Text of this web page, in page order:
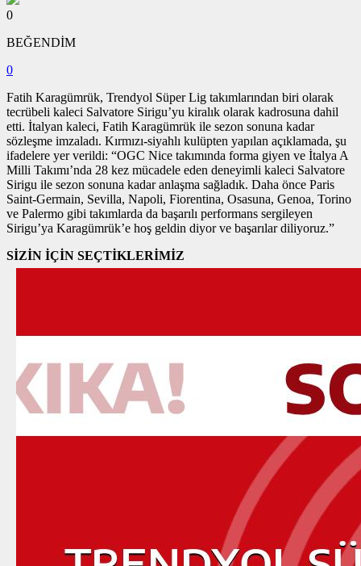
0
BEĞENDİM
0
Fatih Karagümrük, Trendyol Süper Lig takımlarından biri olarak
tecrübeli kaleci Salvatore Sirigu’yu kiralık olarak kadrosuna dahil
etti. İtalyan kaleci, Fatih Karagümrük ile sezon sonuna kadar
sözleşme imzaladı. Kırmızı-siyahlı kulüpten yapılan açıklamada, şu
ifadelere yer verildi: “OGC Nice takımında forma giyen ve İtalya A
Milli Takımı’nda 28 kez mücadele eden deneyimli kaleci Salvatore
Sirigu ile sezon sonuna kadar anlaşma sağladık. Daha önce Paris
Saint-Germain, Sevilla, Napoli, Fiorentina, Osasuna, Genoa, Torino
ve Palermo gibi takımlarda da başarılı performans sergileyen
Sirigu’ya Karagümrük’e hoş geldin diyor ve başarılar diliyoruz.”
SİZİN İÇİN SEÇTİKLERİMİZ